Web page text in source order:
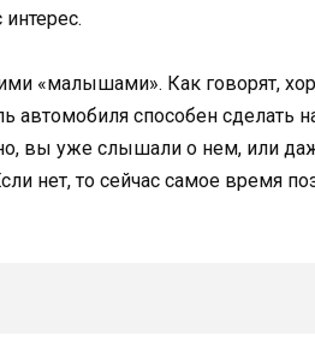
«малышами». Как говорят,
автомобиля способен
вы уже слышали о нем, или
нет, то сейчас самое время